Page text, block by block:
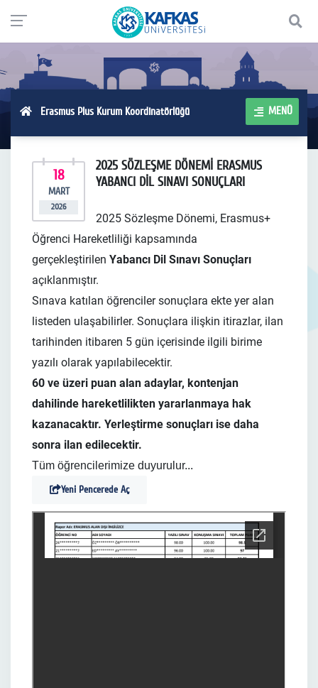
Erasmus Plus Kurum Koordinatörlüğü MENÜ
18
MART
2026
2025 SÖZLEŞME DÖNEMİ ERASMUS
YABANCI DİL SINAVI SONUÇLARI
2025 Sözleşme Dönemi, Erasmus+
Öğrenci Hareketliliği kapsamında
gerçekleştirilen Yabancı Dil Sınavı Sonuçları
açıklanmıştır.
Sınava katılan öğrenciler sonuçlara ekte yer alan
listeden ulaşabilirler. Sonuçlara ilişkin itirazlar, ilan
tarihinden itibaren 5 gün içerisinde ilgili birime
yazılı olarak yapılabilecektir.
60 ve üzeri puan alan adaylar, kontenjan
dahilinde hareketlilikten yararlanmaya hak
kazanacaktır. Yerleştirme sonuçları ise daha
sonra ilan edilecektir.
Tüm öğrencilerimize duyurulur...
Yeni Pencerede Aç